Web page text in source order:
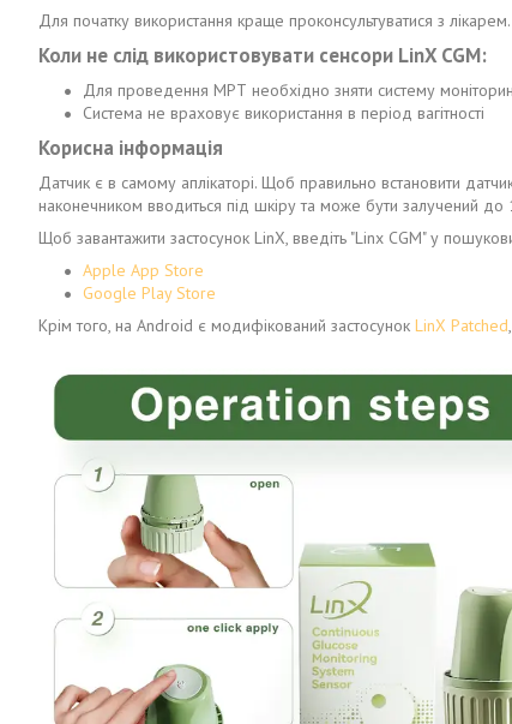
Для початку використання краще проконсультуватися з
Коли не слід використовувати сенсори LinX CGM:
Для проведення МРТ необхідно зняти систему
Система не враховує використання в період вагітності
Корисна інформація
Датчик є в самому аплікаторі. Щоб правильно встановити
наконечником вводиться під шкіру та може бути залучений до
Щоб завантажити застосунок LinX, введіть "Linx CGM" у
Apple App Store
Google Play Store
Крім того, на Android є модифікований застосунок LinX Patched